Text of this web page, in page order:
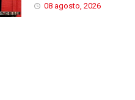
08 agosto, 2026